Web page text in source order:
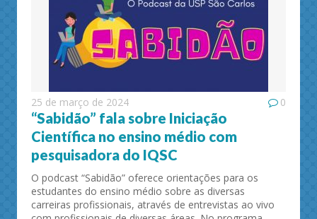
25 de março de 2024 0
“Sabidão” fala sobre Iniciação
Científica no ensino médio com
pesquisadora do IQSC
O podcast “Sabidão” oferece orientações para os
estudantes do ensino médio sobre as diversas
carreiras profissionais, através de entrevistas ao vivo